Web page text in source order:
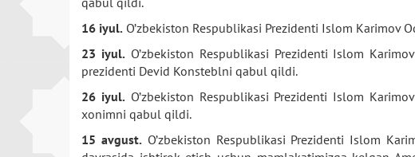
16 iyul. O’zbekiston Respublikasi Prezidenti Islom Karimov
23 iyul. O’zbekiston Respublikasi Prezidenti Islom
prezidenti Devid Konsteblni qabul qildi.
26 iyul. O’zbekiston Respublikasi Prezidenti Islom
xonimni qabul qildi.
15 avgust. O’zbekiston Respublikasi Prezidenti Islom